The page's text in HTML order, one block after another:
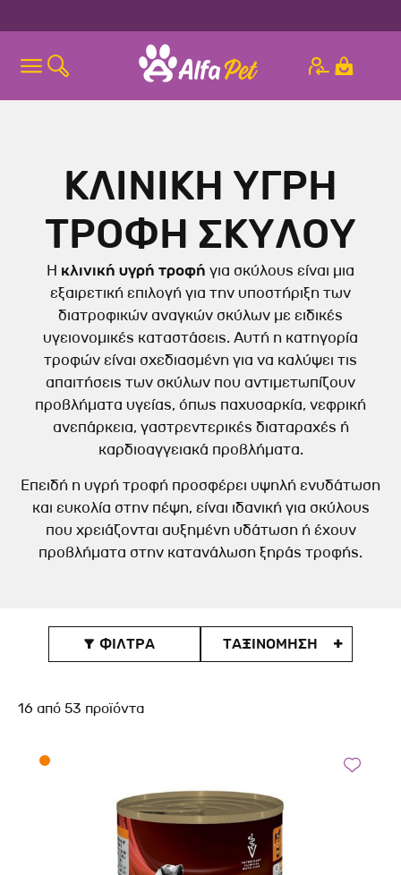
ΚΛΙΝΙΚΗ ΥΓΡΗ
ΤΡΟΦΗ ΣΚΥΛΟΥ
Η κλινική υγρή τροφή για σκύλους είναι μια
εξαιρετική επιλογή για την υποστήριξη των
διατροφικών αναγκών σκύλων με ειδικές
υγειονομικές καταστάσεις. Αυτή η κατηγορία
τροφών είναι σχεδιασμένη για να καλύψει τις
απαιτήσεις των σκύλων που αντιμετωπίζουν
προβλήματα υγείας, όπως παχυσαρκία, νεφρική
ανεπάρκεια, γαστρεντερικές διαταραχές ή
καρδιοαγγειακά προβλήματα.
Επειδή η υγρή τροφή προσφέρει υψηλή ενυδάτωση
και ευκολία στην πέψη, είναι ιδανική για σκύλους
που χρειάζονται αυξημένη υδάτωση ή έχουν
προβλήματα στην κατανάλωση ξηράς τροφής.
 ΦΙΛΤΡΑ ΤΑΞΙΝOΜΗΣΗ
16 από53 προϊόντα